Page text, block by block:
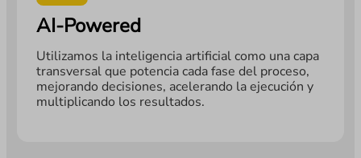
AI-Powered
Utilizamos la inteligencia artificial como una capa
transversal que potencia cada fase del proceso,
mejorando decisiones, acelerando la ejecución y
multiplicando los resultados.